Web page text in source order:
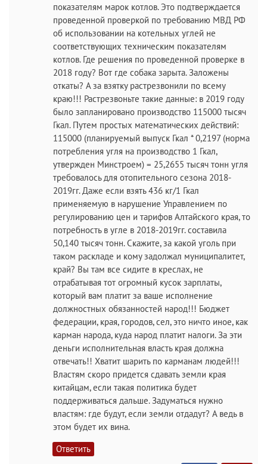
показателям марок котлов. Это подтверждается
проведенной проверкой по требованию МВД РФ
об использовании на котельных углей не
соответствующих техническим показателям
котлов. Где решения по проведенной проверке в
2018 году? Вот где собака зарыта. Заложены
откаты? А за взятку растрезвонили по всему
краю!!! Растрезвоньте такие данные: в 2019 году
было запланировано производство 115000 тысяч
Гкал. Путем простых математических действий:
115000 (планируемый выпуск Гкал * 0,2197 (норма
потребления угля на производство 1 Гкал,
утвержден Минстроем) = 25,2655 тысяч тонн угля
требовалось для отопительного сезона 2018-
2019гг. Даже если взять 436 кг/1 Гкал
применяемую в нарушение Управлением по
регулированию цен и тарифов Алтайского края, то
потребность в угле в 2018-2019гг. составила
50,140 тысяч тонн. Скажите, за какой уголь при
таком раскладе и кому задолжал муниципалитет,
край? Вы там все сидите в креслах, не
отрабатывая тот огромный кусок зарплаты,
который вам платит за ваше исполнение
должностных обязанностей народ!!! Бюджет
федерации, края, городов, сел, это ничто иное, как
карман народа, куда народ платит налоги. За эти
деньги исполнительная власть края должна
отвечать!! Хватит шарить по карманам людей!!!
Властям скоро придется сдавать земли края
китайцам, если такая политика будет
поддерживаться дальше. Задуматься нужно
властям: где будут, если земли отдадут? А ведь в
этом будет их вина.
Ответить